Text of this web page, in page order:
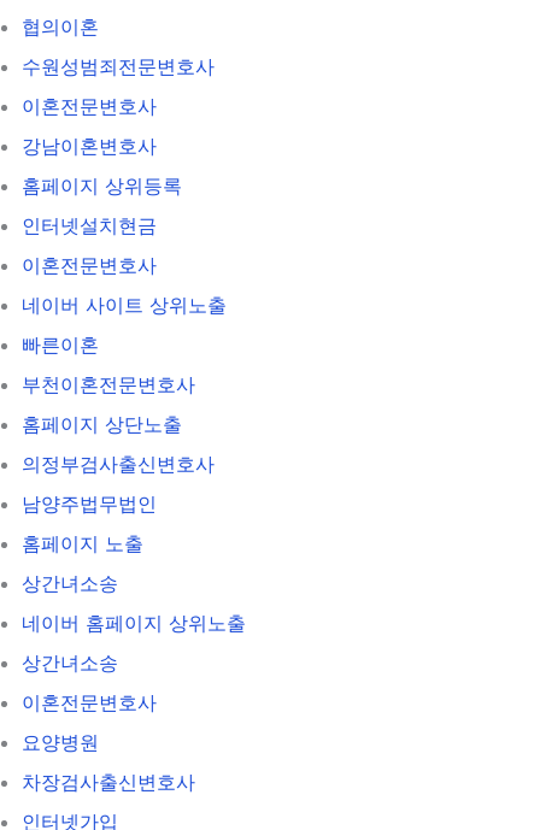
협의이혼
수원성범죄전문변호사
이혼전문변호사
강남이혼변호사
홈페이지 상위등록
인터넷설치현금
이혼전문변호사
네이버 사이트 상위노출
빠른이혼
부천이혼전문변호사
홈페이지 상단노출
의정부검사출신변호사
남양주법무법인
홈페이지 노출
상간녀소송
네이버 홈페이지 상위노출
상간녀소송
이혼전문변호사
요양병원
차장검사출신변호사
인터넷가입